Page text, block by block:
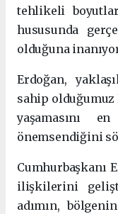
tehlikeli
hususunda
olduğuna
Erdoğan,
sahip olduğumuz
yaşamasını
önemsendiğini
Cumhurbaşkanı
ilişkilerini
adımın,